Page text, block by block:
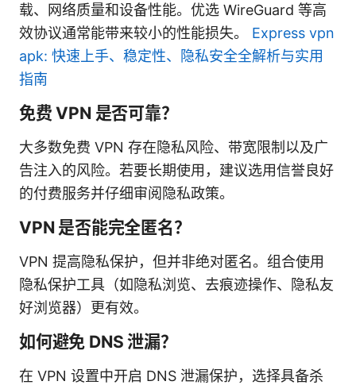
载、网络质量和设备性能。优选 WireGuard 等高
效协议通常能带来较小的性能损失。 Express vpn
apk: 快速上手、稳定性、隐私安全全解析与实用
指南
免费 VPN 是否可靠？
大多数免费 VPN 存在隐私风险、带宽限制以及广
告注入的风险。若要长期使用，建议选用信誉良好
的付费服务并仔细审阅隐私政策。
VPN 是否能完全匿名？
VPN 提高隐私保护，但并非绝对匿名。组合使用
隐私保护工具（如隐私浏览、去痕迹操作、隐私友
好浏览器）更有效。
如何避免 DNS 泄漏？
在 VPN 设置中开启 DNS 泄漏保护，选择具备杀